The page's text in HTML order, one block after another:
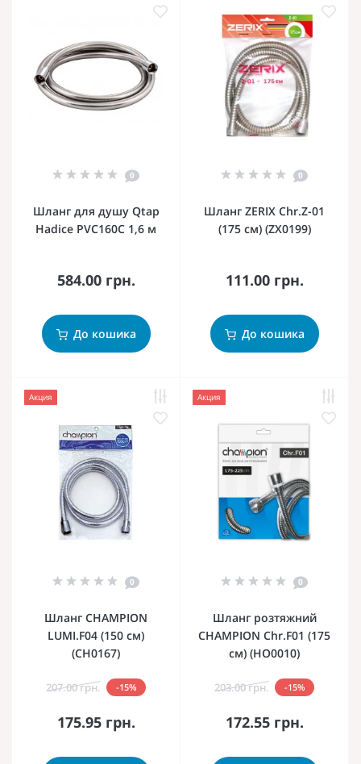
0
Шланг для душу Qtap
Hadice PVC160C 1,6 м
584.00 грн.
До кошика
0
Шланг ZERIX Chr.Z-01
(175 см) (ZX0199)
111.00 грн.
До кошика
Акция
0
Шланг CHAMPION
LUMI.F04 (150 см)
(CH0167)
207.00 грн. -15%
175.95 грн.
Акция
0
Шланг розтяжний
CHAMPION Chr.F01 (175
см) (HO0010)
203.00 грн. -15%
172.55 грн.